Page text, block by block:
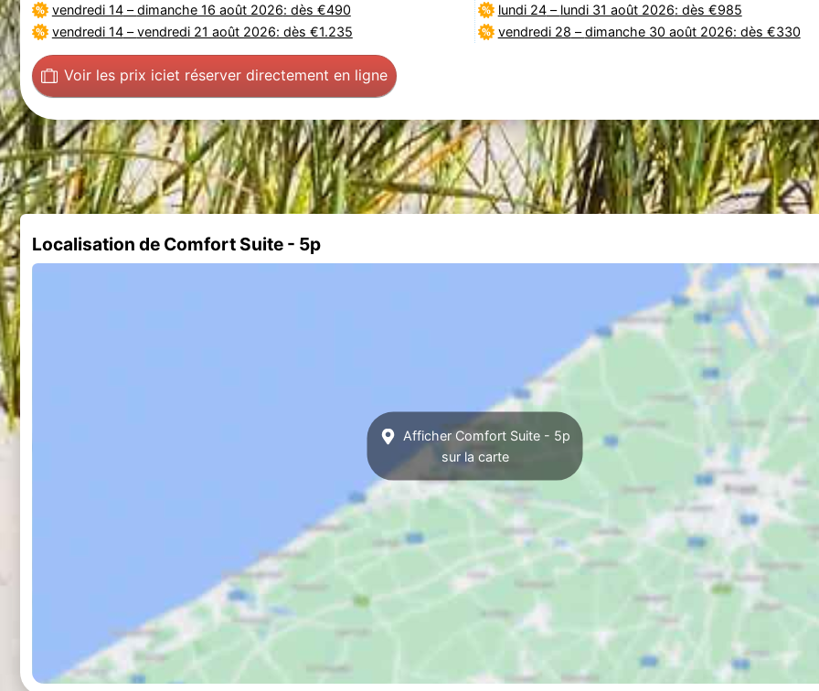
vendredi 14–dimanche 16 août 2026: dès €490
vendredi 14–vendredi 21 août 2026: dès €1.235
lundi 24– lundi 31 août 2026: dès €985
vendredi 28 –dimanche 30 août 2026: dès €330
Voir les prix iciet réserver directement en ligne
Localisation de Comfort Suite - 5p
Afficher Comfort Suite - 5p
sur la carte